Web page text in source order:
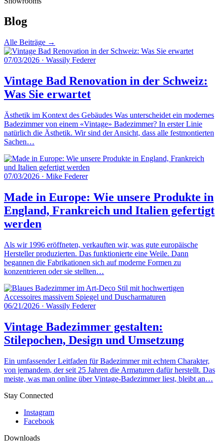
Blog
Alle Beiträge →
07/03/2026 · Wassily Federer
Vintage Bad Renovation in der Schweiz:
Was Sie erwartet
Ästhetik im Kontext des Gebäudes Was unterscheidet ein modernes
Badezimmer von einem «Vintage» Badezimmer? In erster Linie
natürlich die Ästhetik. Wir sind der Ansicht, dass alle festmontierten
Sachen…
07/03/2026 · Mike Federer
Made in Europe: Wie unsere Produkte in
England, Frankreich und Italien gefertigt
werden
Als wir 1996 eröffneten, verkauften wir, was gute europäische
Hersteller produzierten. Das funktionierte eine Weile. Dann
begannen die Fabrikationen sich auf moderne Formen zu
konzentrieren oder sie stellten…
06/21/2026 · Wassily Federer
Vintage Badezimmer gestalten:
Stilepochen, Design und Umsetzung
Ein umfassender Leitfaden für Badezimmer mit echtem Charakter,
von jemandem, der seit 25 Jahren die Armaturen dafür herstellt. Das
meiste, was man online über Vintage-Badezimmer liest, bleibt an…
Stay Connected
Instagram
Facebook
Downloads